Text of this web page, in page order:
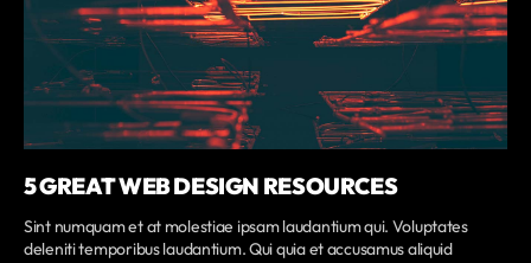
5 GREAT WEB DESIGN RESOURCES
Sint numquam et at molestiae ipsam laudantium qui. Voluptates
deleniti temporibus laudantium. Qui quia et accusamus aliquid